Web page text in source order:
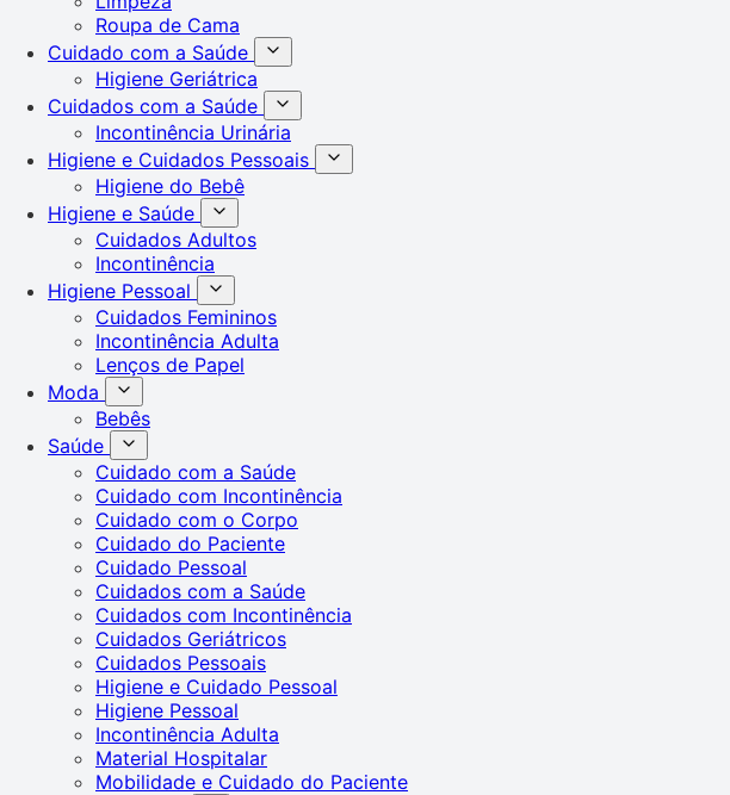
Roupa de Cama
Cuidado com a Saúde
Higiene Geriátrica
Cuidados com a Saúde
Incontinência Urinária
Higiene e Cuidados Pessoais
Higiene do Bebê
Higiene e Saúde
Cuidados Adultos
Incontinência
Higiene Pessoal
Cuidados Femininos
Incontinência Adulta
Lenços de Papel
Moda
Bebês
Saúde
Cuidado com a Saúde
Cuidado com Incontinência
Cuidado com o Corpo
Cuidado do Paciente
Cuidado Pessoal
Cuidados com a Saúde
Cuidados com Incontinência
Cuidados Geriátricos
Cuidados Pessoais
Higiene e Cuidado Pessoal
Higiene Pessoal
Incontinência Adulta
Material Hospitalar
Mobilidade e Cuidado do Paciente